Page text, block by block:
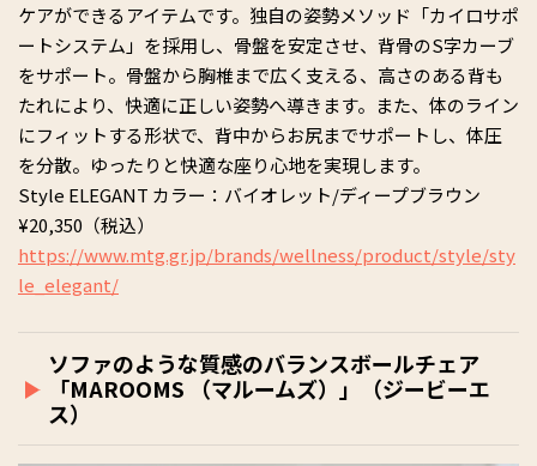
ケアができるアイテムです。独自の姿勢メソッド「カイロサポ
ートシステム」を採用し、骨盤を安定させ、背骨のS字カーブ
をサポート。骨盤から胸椎まで広く支える、高さのある背も
たれにより、快適に正しい姿勢へ導きます。また、体のライン
にフィットする形状で、背中からお尻までサポートし、体圧
を分散。ゆったりと快適な座り心地を実現します。
Style ELEGANT カラー：バイオレット/ディープブラウン
¥20,350（税込）
https://www.mtg.gr.jp/brands/wellness/product/style/sty
le_elegant/
ソファのような質感のバランスボールチェア
「MAROOMS （マルームズ）」（ジービーエ
ス）